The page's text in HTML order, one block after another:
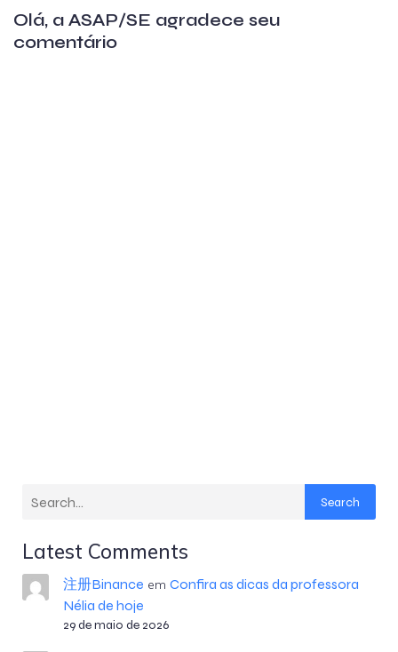
Olá, a ASAP/SE agradece seu
comentário
Search
Latest Comments
注册Binance em Confira as dicas da professora
Nélia de hoje
29 de maio de 2026